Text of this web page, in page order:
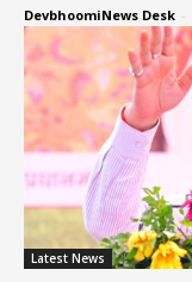
DevbhoomiNews Desk -
Latest News